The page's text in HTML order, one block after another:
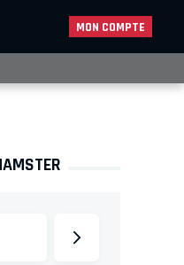
MON COMPTE